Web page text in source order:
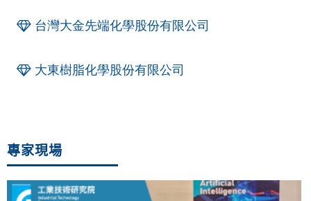
台灣大金先端化學股份有限公司
大東樹脂化學股份有限公司
專家現場